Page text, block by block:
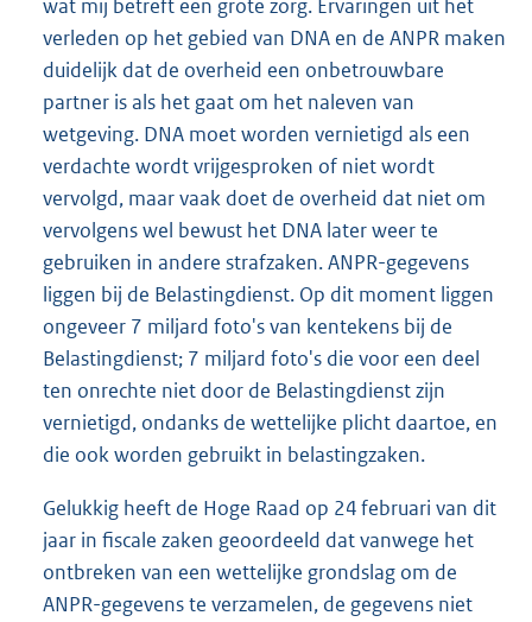
wat mij betreft een grote zorg. Ervaringen uit het
verleden op het gebied van DNA en de ANPR maken
duidelijk dat de overheid een onbetrouwbare
partner is als het gaat om het naleven van
wetgeving. DNA moet worden vernietigd als een
verdachte wordt vrijgesproken of niet wordt
vervolgd, maar vaak doet de overheid dat niet om
vervolgens wel bewust het DNA later weer te
gebruiken in andere strafzaken. ANPR-gegevens
liggen bij de Belastingdienst. Op dit moment liggen
ongeveer 7 miljard foto's van kentekens bij de
Belastingdienst; 7 miljard foto's die voor een deel
ten onrechte niet door de Belastingdienst zijn
vernietigd, ondanks de wettelijke plicht daartoe, en
die ook worden gebruikt in belastingzaken.
Gelukkig heeft de Hoge Raad op 24 februari van dit
jaar in fiscale zaken geoordeeld dat vanwege het
ontbreken van een wettelijke grondslag om de
ANPR-gegevens te verzamelen, de gegevens niet